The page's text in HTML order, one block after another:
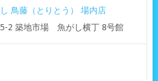
鳥藤（とりとう） 場内店
2 築地市場 魚がし横丁 8号館